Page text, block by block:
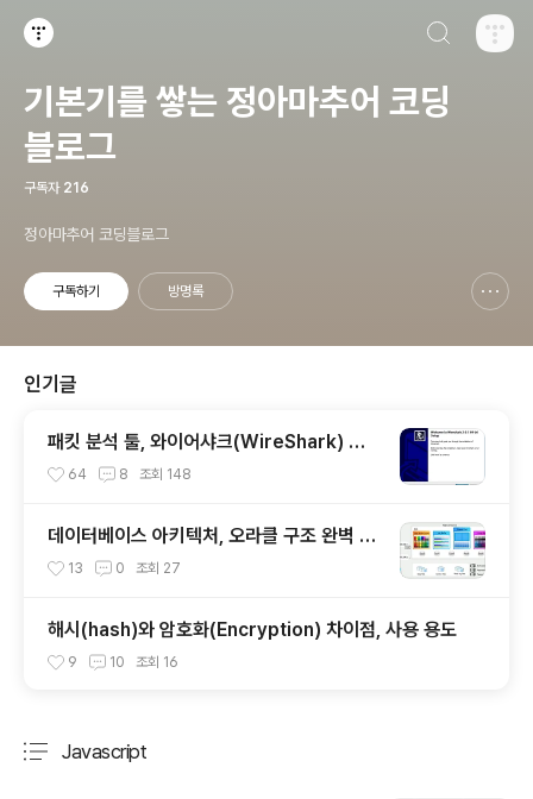
기본기를 쌓는 정아마추어 코딩
블로그
구독자 216
정아마추어 코딩블로그
구독하기 방명록
인기글
패킷 분석 툴, 와이어샤크(WireShark) 사
용법 (필터링, 검증, 처음 사용해보는 사람을
64 8 조회 148
데이터베이스 아키텍처, 오라클 구조 완벽 정
리 (프로세스 + 파일 구조 + 메모리 구조)
13 0 조회 27
해시(hash)와 암호화(Encryption) 차이점, 사용 용도
9 10 조회 16
Javascript